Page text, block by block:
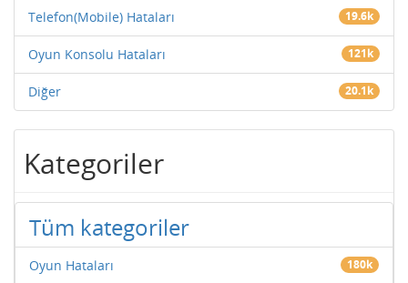
Telefon(Mobile) Hataları 19.6k
Oyun Konsolu Hataları 121k
Diğer 20.1k
Kategoriler
Tüm kategoriler
Oyun Hataları 180k